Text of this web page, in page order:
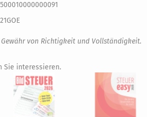
von Richtigkeit und Vollständigkeit.
Sie interessieren.